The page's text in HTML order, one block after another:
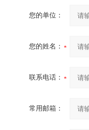
您的单位：
您的姓名：
联系电话：
常用邮箱：